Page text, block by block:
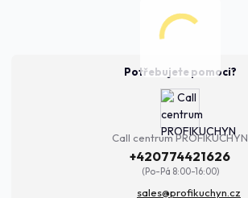
Potřebujete pomoci?
Call centrum PROFIKUCHYN
+420774421626
(Po-Pá 8:00-16:00)
sales@profikuchyn.cz